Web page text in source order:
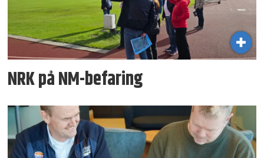
NRK på NM-befaring